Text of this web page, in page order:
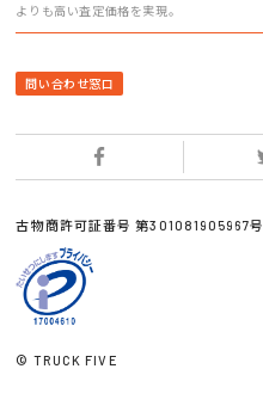
よりも高い査定価格を実現。
問い合わせ窓口
古物商許可証番号 第301081905967
© TRUCK FIVE